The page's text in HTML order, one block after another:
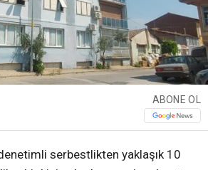
ABONE OL
serbestlikten yaklaşık 10